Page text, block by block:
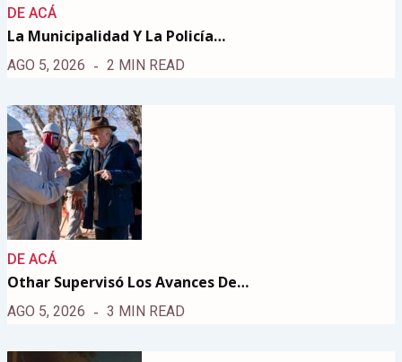
DE ACÁ
La Municipalidad Y La Policía…
AGO 5, 2026 2 MIN READ
DE ACÁ
Othar Supervisó Los Avances De…
AGO 5, 2026 3 MIN READ